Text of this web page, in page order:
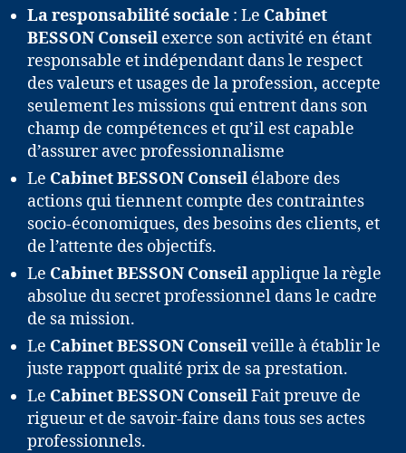
La responsabilité sociale : Le Cabinet
BESSON Conseil exerce son activité en étant
responsable et indépendant dans le respect
des valeurs et usages de la profession, accepte
seulement les missions qui entrent dans son
champ de compétences et qu’il est capable
d’assurer avec professionnalisme
Le Cabinet BESSON Conseil élabore des
actions qui tiennent compte des contraintes
socio-économiques, des besoins des clients, et
de l’attente des objectifs.
Le Cabinet BESSON Conseil applique la règle
absolue du secret professionnel dans le cadre
de sa mission.
Le Cabinet BESSON Conseilveille à établir le
juste rapport qualité prix de sa prestation.
Le Cabinet BESSON ConseilFait preuve de
rigueur et de savoir-faire dans tous ses actes
professionnels.